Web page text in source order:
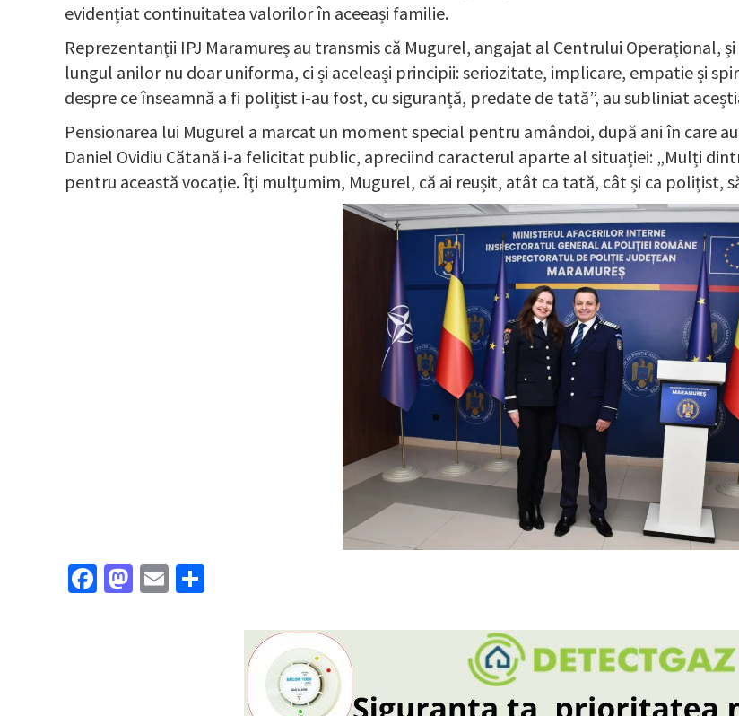
evidențiat continuitatea valorilor în aceeași familie.
Reprezentanții IPJ Maramureș au transmis că Mugurel, angajat al Centrului Operațional,
lungul anilor nu doar uniforma, ci și aceleași principii: seriozitate, implicare, empatie și
despre ce înseamnă a fi polițist i-au fost, cu siguranță, predate de tată”, au subliniat
Pensionarea lui Mugurel a marcat un moment special pentru amândoi, după ani în care
Daniel Ovidiu Cătană i-a felicitat public, apreciind caracterul aparte al situației: „Mulți
pentru această vocație. Îți mulțumim, Mugurel, că ai reușit, atât ca tată, cât și ca polițist,
Facebook
Mastodon
Email